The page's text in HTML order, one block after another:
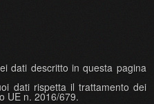
dati descritto in questa pagina
dati rispetta il trattamento dei
UE n. 2016/679.